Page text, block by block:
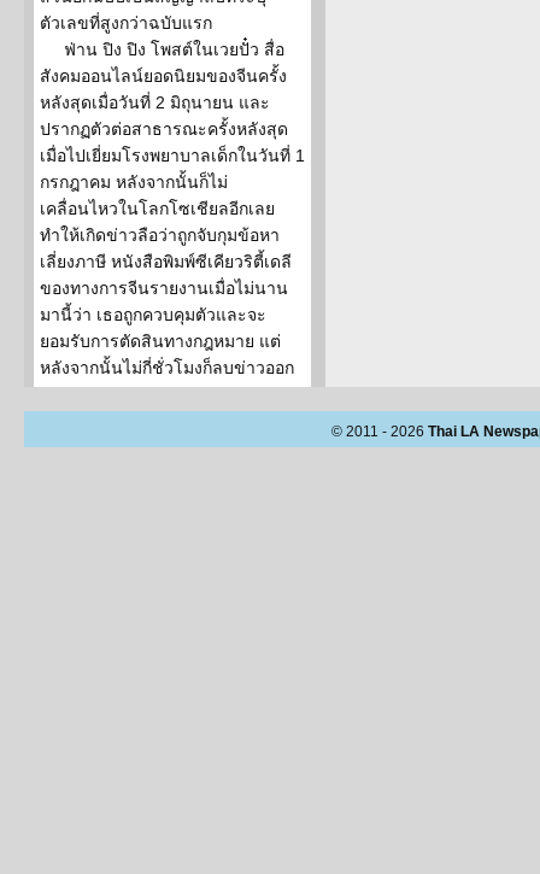
ตัวเลขที่สูงกว่าฉบับแรก
ฟ่าน ปิง ปิง โพสต์ในเวยปั๋ว สื่อ
สังคมออนไลน์ยอดนิยมของจีนครั้ง
หลังสุดเมื่อวันที่ 2 มิถุนายน และ
ปรากฏตัวต่อสาธารณะครั้งหลังสุด
เมื่อไปเยี่ยมโรงพยาบาลเด็กในวันที่ 1
กรกฎาคม หลังจากนั้นก็ไม่
เคลื่อนไหวในโลกโซเชียลอีกเลย
ทำให้เกิดข่าวลือว่าถูกจับกุมข้อหา
เลี่ยงภาษี หนังสือพิมพ์ซีเคียวริตี้เดลี
ของทางการจีนรายงานเมื่อไม่นาน
มานี้ว่า เธอถูกควบคุมตัวและจะ
ยอมรับการตัดสินทางกฎหมาย แต่
หลังจากนั้นไม่กี่ชั่วโมงก็ลบข่าวออก
© 2011 - 2026 Thai LA